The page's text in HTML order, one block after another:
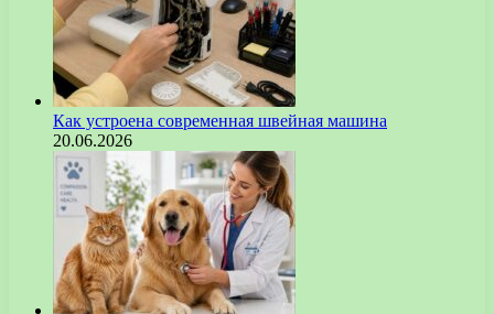
Как устроена современная швейная машина
20.06.2026